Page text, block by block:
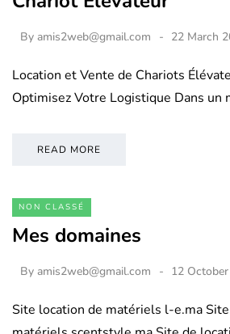
By amis2web@gmail.com 22 March
Location et Vente de Chariots
Optimisez Votre Logistique Dans un
READ MORE
NON CLASSÉ
Mes domaines
By amis2web@gmail.com 12
Site location de matériels l-e.ma